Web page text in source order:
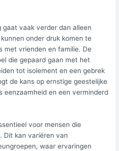
vaak verder dan alleen
onder druk komen te
met vrienden en familie. De
die gepaard gaan met het
tot isolement en een gebrek
de kans op ernstige geestelijke
eenzaamheid en een verminderd
voor mensen die
Dit kan variëren van
waar ervaringen